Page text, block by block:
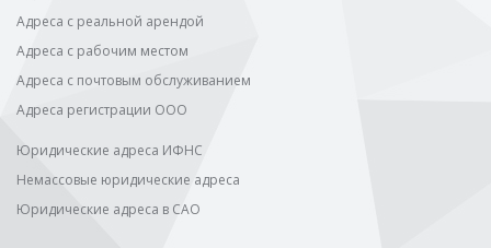
Адреса с реальной арендой
Адреса с рабочим местом
Адреса с почтовым обслуживанием
Адреса регистрации ООО
Юридические адреса ИФНС
Немассовые юридические адреса
Юридические адреса в САО